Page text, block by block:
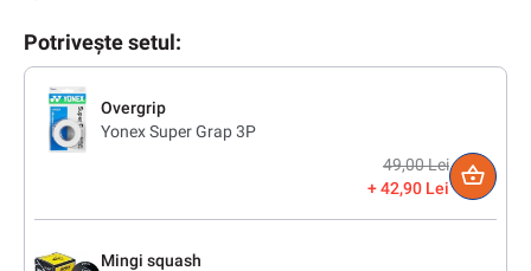
Potrivește setul:
Overgrip
Yonex Super Grap 3P
49,00 Lei
42,90 Lei
Mingi squash